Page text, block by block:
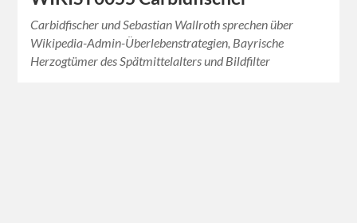
Carbidfischer und Sebastian Wallroth sprechen über
Wikipedia-Admin-Überlebenstrategien, Bayrische
Herzogtümer des Spätmittelalters und Bildfilter